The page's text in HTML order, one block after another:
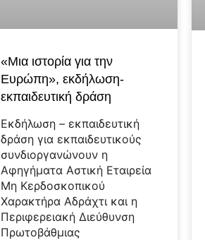
«Μια ιστορία για την
Ευρώπη», εκδήλωση-
εκπαιδευτική δράση
Εκδήλωση – εκπαιδευτική
δράση για εκπαιδευτικούς
συνδιοργανώνουν η
Αφηγήματα Αστική Εταιρεία
Μη Κερδοσκοπικού
Χαρακτήρα Αδράχτι και η
Περιφερειακή Διεύθυνση
Πρωτοβάθμιας